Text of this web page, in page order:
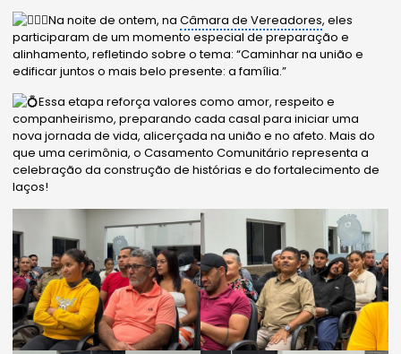
Na noite de ontem, naCâmara de Vereadores, eles
participaram de um momento especial de preparação e
alinhamento, refletindo sobre o tema: “Caminhar na união e
edificar juntos o mais belo presente: a família.”
Essa etapa reforça valores como amor, respeito e
companheirismo, preparando cada casal para iniciar uma
nova jornada de vida, alicerçada na união e no afeto. Mais do
que uma cerimônia, o Casamento Comunitário representa a
celebração da construção de histórias e do fortalecimento de
laços!